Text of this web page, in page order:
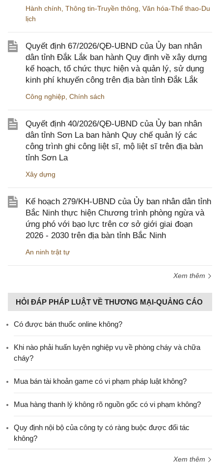
Hành chính Thông tin-Truyền thông Văn hóa-Thể thao-Du
lịch
Quyết định 67/2026/QĐ-UBND của Ủy ban nhân
dân tỉnh Đắk Lắk ban hành Quy định về xây dựng
kế hoạch, tổ chức thực hiện và quản lý, sử dụng
kinh phí khuyến công trên địa bàn tỉnh Đắk Lắk
Công nghiệp Chính sách
Quyết định 40/2026/QĐ-UBND của Ủy ban nhân
dân tỉnh Sơn La ban hành Quy chế quản lý các
công trình ghi công liệt sĩ, mộ liệt sĩ trên địa bàn
tỉnh Sơn La
Xây dựng
Kế hoạch 279/KH-UBND của Ủy ban nhân dân tỉnh
Bắc Ninh thực hiện Chương trình phòng ngừa và
ứng phó với bạo lực trên cơ sở giới giai đoạn
2026 - 2030 trên địa bàn tỉnh Bắc Ninh
An ninh trật tự
Xem thêm
HỎI ĐÁP PHÁP LUẬT VỀ THƯƠNG MẠI-QUẢNG CÁO
Có được bán thuốc online không?
Khi nào phải huấn luyện nghiệp vụ về phòng cháy và chữa
cháy?
Mua bán tài khoản game có vi phạm pháp luật không?
Mua hàng thanh lý không rõ nguồn gốc có vi phạm không?
Quy định nội bộ của công ty có ràng buộc được đối tác
không?
Xem thêm